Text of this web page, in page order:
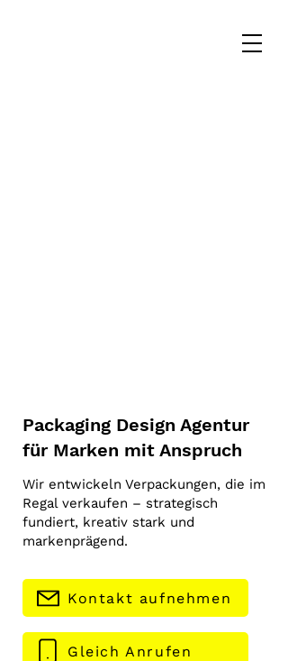
Packaging Design Agentur
für Marken mit Anspruch
Wir entwickeln Verpackungen, die im
Regal verkaufen – strategisch
fundiert, kreativ stark und
markenprägend.
Kontakt aufnehmen
Gleich Anrufen